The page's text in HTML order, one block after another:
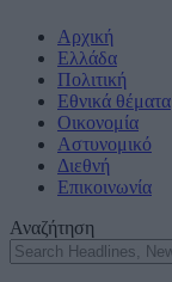
Αρχική
Ελλάδα
Πολιτική
Εθνικά θέματα
Οικονομία
Αστυνομικό
Διεθνή
Επικοινωνία
Αναζήτηση